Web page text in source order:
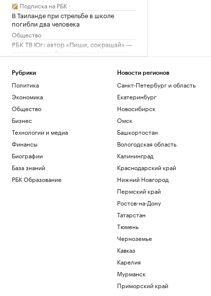
Подписка на РБК
В Таиланде при стрельбе в школе
погибли два человека
Общество
РБК ТВ Юг: автор «Пиши, сокращай» —
о визуальном бренде южных городов
Ростов-на-Дону
Зачем смартфону телеобъектив, 200
Мп и большой сенсор
РБК и Huawei
Беспилотную опасность объявили в
Свердловской области
Политика
Синоптик допустил обновление
температурного рекорда в Москве 7
августа
Общество
Умерла заслуженный тренер России по
фехтованию Фаина Саевич
финансирования защиты трасс от БПЛА
Рубрики
Политика
Экономика
Общество
Бизнес
Технологии и медиа
Финансы
Биографии
База знаний
РБК Образование
Новости регионов
Санкт-Петербург и область
Екатеринбург
Новосибирск
Омск
Башкортостан
Вологодская область
Калининград
Краснодарский край
Нижний Новгород
Пермский край
Ростов-на-Дону
Татарстан
Тюмень
Черноземье
Кавказ
Карелия
Мурманск
Приморский край